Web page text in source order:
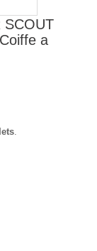
SCOUT
a
.